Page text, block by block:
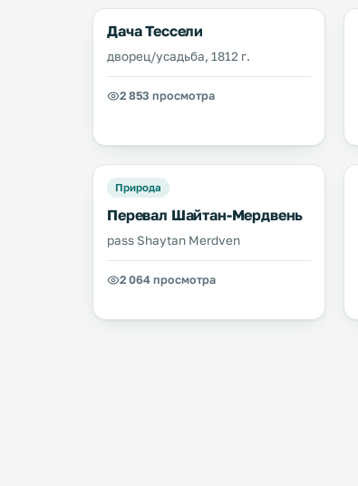
Дача Тессели
дворец/усадьба, 1812 г.
2 853 просмотра
Природа
Перевал Шайтан-Мердвень
pass Shaytan Merdven
2 064 просмотра